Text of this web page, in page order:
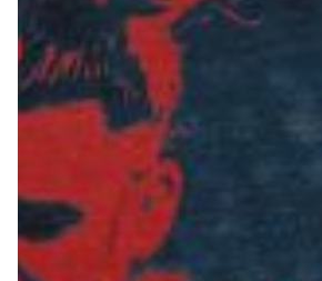
Prima squadra
Genoa for Special
Kit Gara 2026/27
Training
Rappresentanza
Kit Gara 25/26